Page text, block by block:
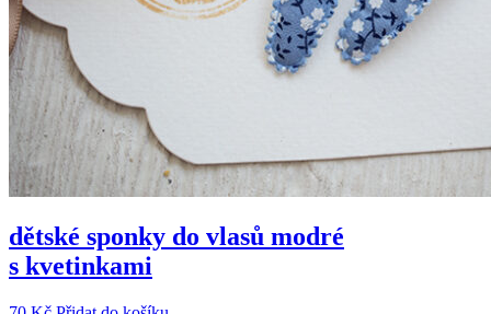
dětské sponky do vlasů modré
s kvetinkami